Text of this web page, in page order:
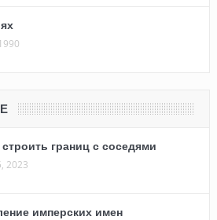
границ с соседями
2023
имперских имен